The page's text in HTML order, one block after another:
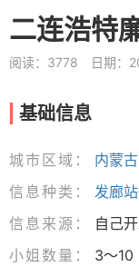
二连浩特
阅读：3778 日期：
基础信息
城市区域： 内蒙古
信息种类：
发廊
信息来源：
自己
小姐数量：
3～10